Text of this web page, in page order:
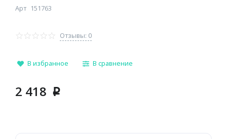
Арт 151763
Отзывы: 0
В избранное В сравнение
2 418 p